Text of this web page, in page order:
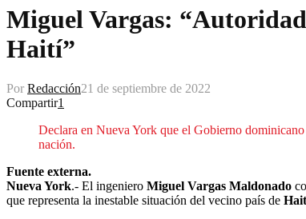
Miguel Vargas:
Haití”
Por Redacción21 de septiembre de 2022
Compartir1
Declara en Nueva York que el Gobierno
nación.
Fuente externa.
Nueva York.- El ingeniero Miguel Vargas Maldonado
que representa la inestable situación del vecino país de